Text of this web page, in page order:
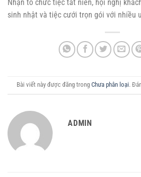
Nhận tổ chức tiệc tất niên, hội nghị
sinh nhật và tiệc cưới trọn gói với nhiều
Bài viết này được đăng trong Chưa phân loại.
ADMIN